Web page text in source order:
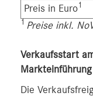
Preis in Euro1
1 Preise inkl.
Verkaufsstart
Markteinführung
Die